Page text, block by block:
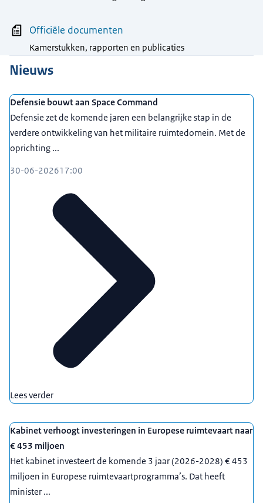
Officiële documenten
Kamerstukken, rapporten en publicaties
Nieuws
Defensie bouwt aan Space Command
Defensie zet de komende jaren een belangrijke stap in de
verdere ontwikkeling van het militaire ruimtedomein. Met de
oprichting ...
30-06-202617:00
Lees verder
Kabinet verhoogt investeringen in Europese ruimtevaart naar
€ 453 miljoen
Het kabinet investeert de komende 3 jaar (2026-2028) € 453
miljoen in Europese ruimtevaartprogramma’s. Dat heeft
minister ...